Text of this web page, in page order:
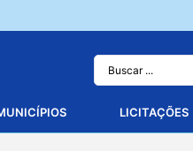
LICITAÇÕES